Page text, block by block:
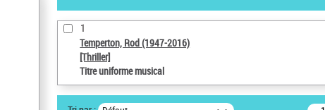
1
Temperton, Rod (1947-2016)
[Thriller]
Titre uniforme musical